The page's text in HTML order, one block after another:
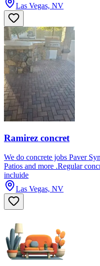
Las Vegas, NV
Ramirez concret
We do concrete jobs Paver
Patios and more .Regular
incluide
Las Vegas, NV